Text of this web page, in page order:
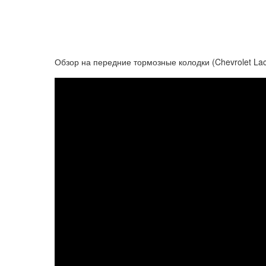
Обзор на передние тормозные колодки (Chevrolet